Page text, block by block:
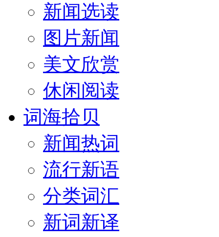
新闻选读
图片新闻
美文欣赏
休闲阅读
词海拾贝
新闻热词
流行新语
分类词汇
新词新译